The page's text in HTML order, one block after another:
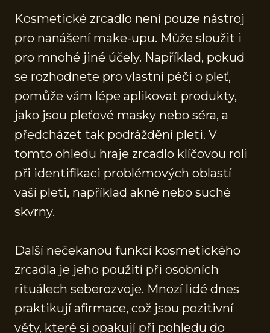
Kosmetické zrcadlo není pouze nástroj
pro nanášení make-upu. Může sloužit i
pro mnohé jiné účely. Například, pokud
se rozhodnete pro vlastní péči o pleť,
pomůže vám lépe aplikovat produkty,
jako jsou pleťové masky nebo séra, a
předcházet tak podráždění pleti. V
tomto ohledu hraje zrcadlo klíčovou roli
při identifikaci problémových oblastí
vaší pleti, například akné nebo suché
skvrny.
Další nečekanou funkcí kosmetického
zrcadla je jeho použití při osobních
rituálech seberozvoje. Mnozí lidé dnes
praktikují afirmace, což jsou pozitivní
věty, které si opakují při pohledu do